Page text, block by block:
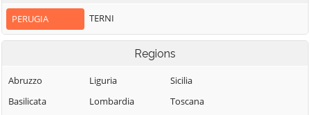
Spoleto
Citerna
Monteleone di
Montone
Nocera Umbra
Torgiano
PERUGIA TERNI
Regions
Abruzzo
Basilicata
Liguria
Lombardia
Sicilia
Toscana